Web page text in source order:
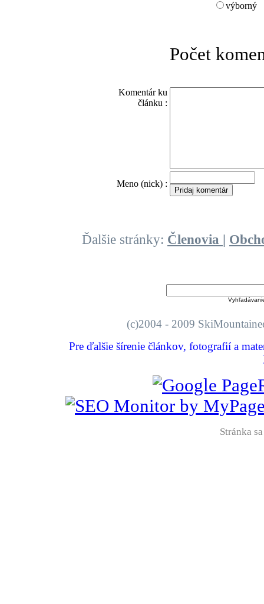
výborný
Počet
Komentár ku
článku :
Meno (nick) :
Ďalšie stránky: Členovia |
(c)2004 - 2009
Pre ďalšie šírenie článkov, fotografií a
Stránka